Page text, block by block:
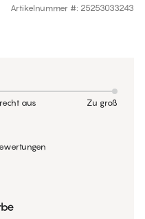
Artikelnummer #: 25253033243
aus Zu groß